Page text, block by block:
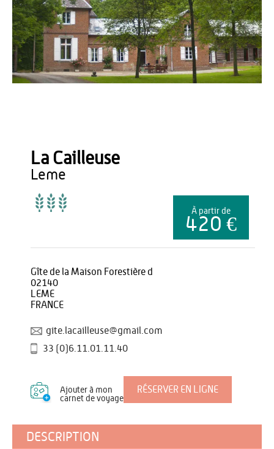
La Cailleuse
leme
À partir de
420 €
Gîte de la Maison Forestière d
02140
LEME
FRANCE
gite.lacailleuse@gmail.com
33 (0)6.11.01.11.40
Ajouter à mon
carnet de voyage
RÉSERVER EN LIGNE
DESCRIPTION